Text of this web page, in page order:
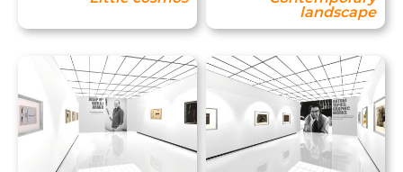
landscape